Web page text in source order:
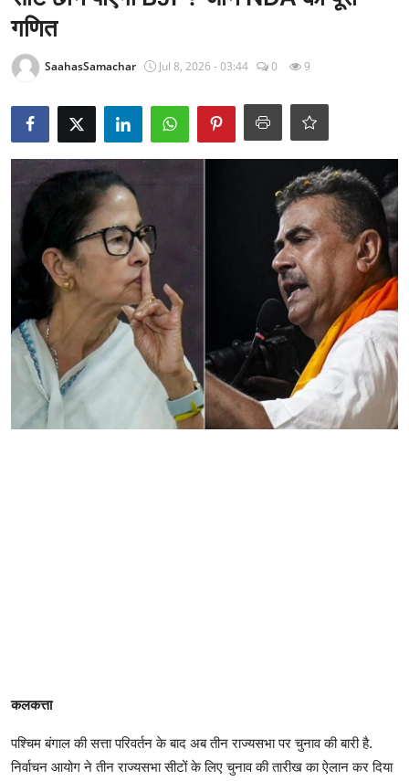
राजनीति
खेल
Epaper
धर्म
लाइफस्टाइल
गणित
SaahasSamachar Jul 8, 2026 - 03:44 0 9
कलकत्ता
पश्चिम बंगाल की सत्ता परिवर्तन के बाद अब तीन राज्यसभा पर चुनाव की बारी है.
निर्वाचन आयोग ने तीन राज्यसभा सीटों के लिए चुनाव की तारीख का ऐलान कर दिया